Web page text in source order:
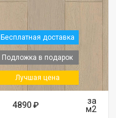
Бесплатная доставка
Подложка в подарок
Лучшая цена
4890 ₽
за
м2